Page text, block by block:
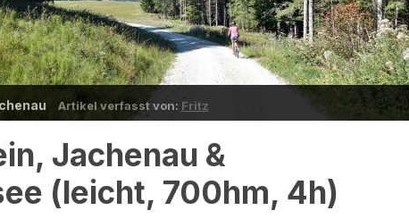
Artikel verfasst von: Fritz
Jachenau &
(leicht, 700hm, 4h)